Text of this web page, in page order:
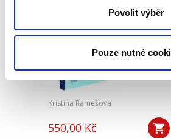
Povolit výběr
Pouze nutné
meze
Kristina Ramešová
550,00 Kč